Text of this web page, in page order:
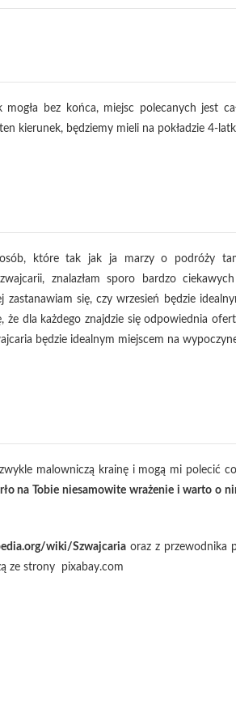
bez końca, miejsc polecanych jest
kierunek, będziemy mieli na pokładzie 4-
które tak jak ja marzy o podróży
znalazłam sporo bardzo
zastanawiam się, czy wrzesień będzie
dla każdego znajdzie się odpowiednia
będzie idealnym miejscem na
malowniczą krainę i mogą mi polecić
na Tobie niesamowite wrażenie i warto o
wiki/Szwajcariaoraz z przewodnika
ze strony pixabay.com